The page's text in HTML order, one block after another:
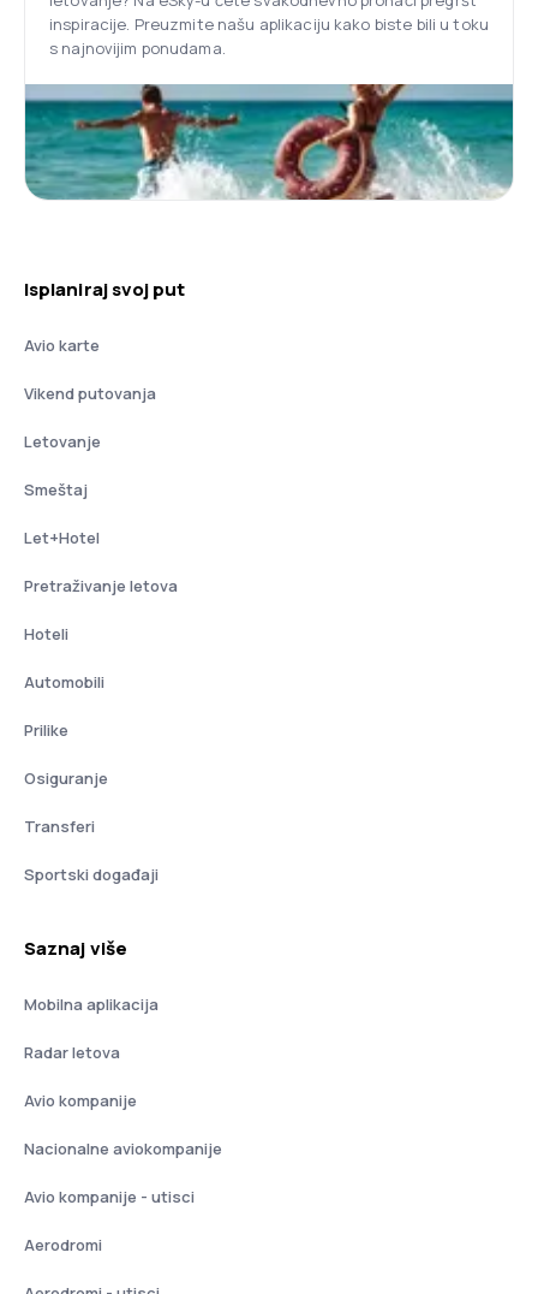
inspiracije. Preuzmite našu aplikaciju kako biste bili u toku
s najnovijim ponudama.
Isplaniraj svoj put
Avio karte
Vikend putovanja
Letovanje
Smeštaj
Let+Hotel
Pretraživanje letova
Hoteli
Automobili
Prilike
Osiguranje
Transferi
Sportski događaji
Saznaj više
Mobilna aplikacija
Radar letova
Avio kompanije
Nacionalne aviokompanije
Avio kompanije - utisci
Aerodromi